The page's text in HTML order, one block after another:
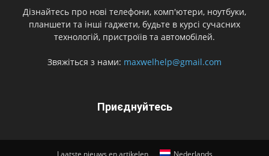
Дізнайтесь про нові телефони, комп'ютери, ноутбуки,
планшети та інші гаджети, будьте в курсі сучасних
технологій, пристроїів та автомобілей.
Звяжіться з нами: maxwelhelp@gmail.com
Приєднуйтесь
Laatste nieuws en artikelen Nederlands